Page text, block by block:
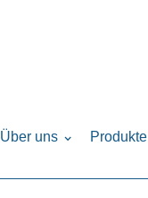
Über uns Produkte